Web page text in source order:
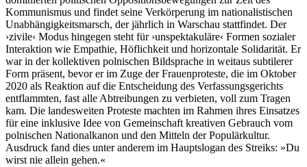
Kommunismus und findet seine Verkörperung im nationalistischen
Unabhängigkeitsmarsch, der jährlich in Warschau stattfindet. Der
›zivile‹ Modus hingegen steht für ›unspektakuläre‹ Formen sozialer
Interaktion wie Empathie, Höflichkeit und horizontale Solidarität. Er
war in der kollektiven polnischen Bildsprache in weitaus subtilerer
Form präsent, bevor er im Zuge der Frauenproteste, die im Oktober
2020 als Reaktion auf die Entscheidung des Verfassungsgerichts
entflammten, fast alle Abtreibungen zu verbieten, voll zum Tragen
kam. Die landesweiten Proteste machten im Rahmen ihres Einsatzes
für eine inklusive Idee von Gemeinschaft kreativen Gebrauch vom
polnischen Nationalkanon und den Mitteln der Populärkultur.
Ausdruck fand dies unter anderem im Hauptslogan des Streiks: »Du
wirst nie allein gehen.«